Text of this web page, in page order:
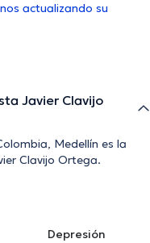
actualizando su
Javier Clavijo
Medellín es la
Clavijo Ortega.
Depresión